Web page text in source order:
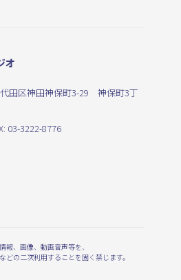
オ
田区神田神保町3-29 神保町3丁
03-3222-8776
報、画像、動画音声等を、
どの二次利用することを固く禁じます。